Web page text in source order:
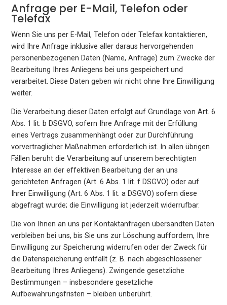
Anfrage per E-Mail, Telefon oder
Telefax
Wenn Sie uns per E-Mail, Telefon oder Telefax kontaktieren,
wird Ihre Anfrage inklusive aller daraus hervorgehenden
personenbezogenen Daten (Name, Anfrage) zum Zwecke der
Bearbeitung Ihres Anliegens bei uns gespeichert und
verarbeitet. Diese Daten geben wir nicht ohne Ihre Einwilligung
weiter.
Die Verarbeitung dieser Daten erfolgt auf Grundlage von Art. 6
Abs. 1 lit. b DSGVO, sofern Ihre Anfrage mit der Erfüllung
eines Vertrags zusammenhängt oder zur Durchführung
vorvertraglicher Maßnahmen erforderlich ist. In allen übrigen
Fällen beruht die Verarbeitung auf unserem berechtigten
Interesse an der effektiven Bearbeitung der an uns
gerichteten Anfragen (Art. 6 Abs. 1 lit. f DSGVO) oder auf
Ihrer Einwilligung (Art. 6 Abs. 1 lit. a DSGVO) sofern diese
abgefragt wurde; die Einwilligung ist jederzeit widerrufbar.
Die von Ihnen an uns per Kontaktanfragen übersandten Daten
verbleiben bei uns, bis Sie uns zur Löschung auffordern, Ihre
Einwilligung zur Speicherung widerrufen oder der Zweck für
die Datenspeicherung entfällt (z. B. nach abgeschlossener
Bearbeitung Ihres Anliegens). Zwingende gesetzliche
Bestimmungen – insbesondere gesetzliche
Aufbewahrungsfristen – bleiben unberührt.